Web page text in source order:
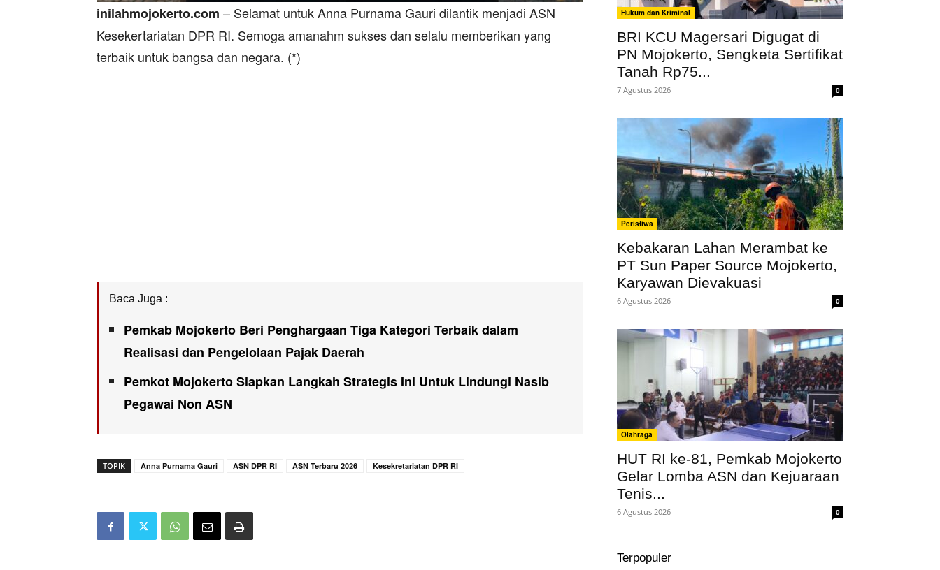
inilahmojokerto.com – Selamat untuk Anna Purnama Gauri dilantik menjadi ASN
Kesekertariatan DPR RI. Semoga amanahm sukses dan selalu memberikan yang
terbaik untuk bangsa dan negara. (*)
Baca Juga :
Pemkab Mojokerto Beri Penghargaan Tiga Kategori Terbaik dalam
Realisasi dan Pengelolaan Pajak Daerah
Pemkot Mojokerto Siapkan Langkah Strategis Ini Untuk Lindungi Nasib
Pegawai Non ASN
TOPIK Anna Purnama Gauri ASN DPR RI ASN Terbaru 2026 Kesekretariatan DPR RI
Hukum dan Kriminal
BRI KCU Magersari Digugat di
PN Mojokerto, Sengketa Sertifikat
Tanah Rp75...
7 Agustus 2026 0
Peristiwa
Kebakaran Lahan Merambat ke
PT Sun Paper Source Mojokerto,
Karyawan Dievakuasi
6 Agustus 2026 0
Olahraga
HUT RI ke-81, Pemkab Mojokerto
Gelar Lomba ASN dan Kejuaraan
Tenis...
6 Agustus 2026 0
Terpopuler